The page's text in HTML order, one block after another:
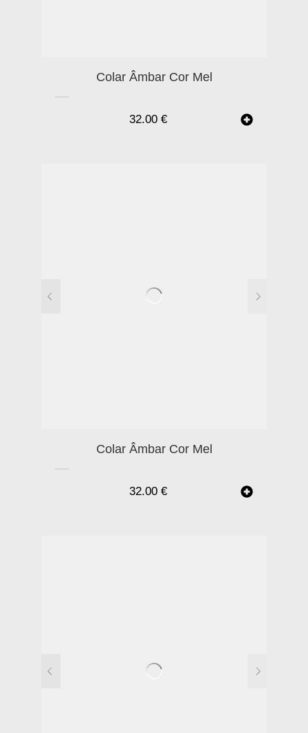
Colar Âmbar Cor Mel
32.00 €
Colar Âmbar Cor Mel
32.00 €